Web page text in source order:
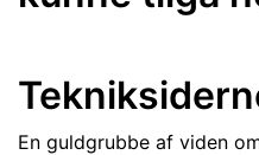
En guldgrubbe af viden